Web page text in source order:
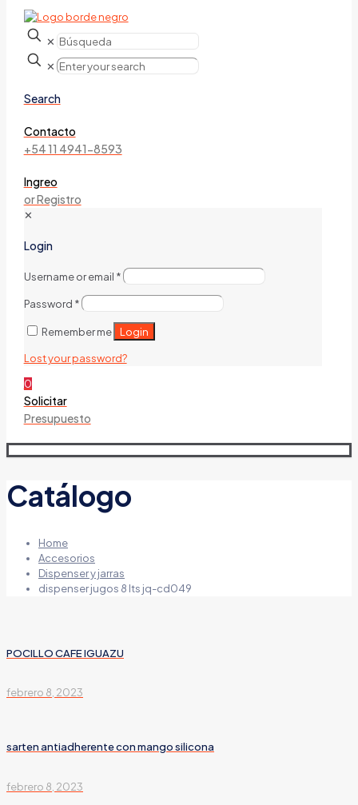
✕
✕
Search
Contacto
+54 11 4941-8593
Ingreo
or Registro
✕
Login
Username or email *
Password *
Remember me Login
Lost your password?
0
Solicitar
Presupuesto
Catálogo
Home
Accesorios
Dispenser y jarras
dispenser jugos 8 lts jq-cd049
POCILLO CAFE IGUAZU
febrero 8, 2023
sarten antiadherente con mango silicona
febrero 8, 2023